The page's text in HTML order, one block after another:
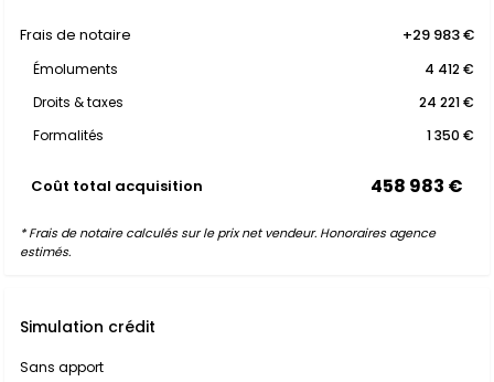
Frais de notaire +29 983 €
Émoluments
4 412 €
Droits & taxes
24 221 €
Formalités
1 350 €
Coût total acquisition 458 983 €
* Frais de notaire calculés sur le prix net vendeur. Honoraires agence
estimés.
Simulation crédit
Sans apport